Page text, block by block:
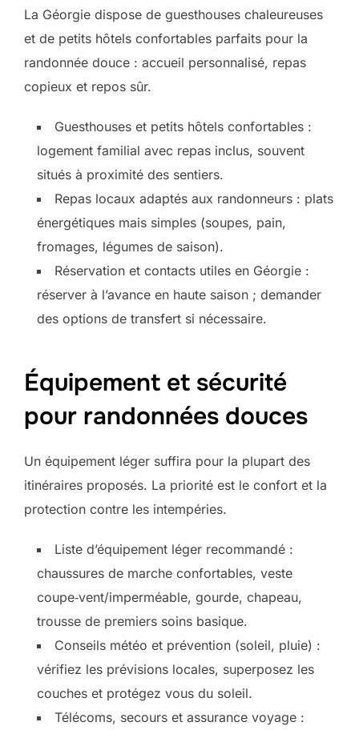
La Géorgie dispose de guesthouses chaleureuses
et de petits hôtels confortables parfaits pour la
randonnée douce : accueil personnalisé, repas
copieux et repos sûr.
Guesthouses et petits hôtels confortables :
logement familial avec repas inclus, souvent
situés à proximité des sentiers.
Repas locaux adaptés aux randonneurs : plats
énergétiques mais simples (soupes, pain,
fromages, légumes de saison).
Réservation et contacts utiles en Géorgie :
réserver à l’avance en haute saison ; demander
des options de transfert si nécessaire.
Équipement et sécurité
pour randonnées douces
Un équipement léger suffira pour la plupart des
itinéraires proposés. La priorité est le confort et la
protection contre les intempéries.
Liste d’équipement léger recommandé :
chaussures de marche confortables, veste
coupe‑vent/imperméable, gourde, chapeau,
trousse de premiers soins basique.
Conseils météo et prévention (soleil, pluie) :
vérifiez les prévisions locales, superposez les
couches et protégez vous du soleil.
Télécoms, secours et assurance voyage :